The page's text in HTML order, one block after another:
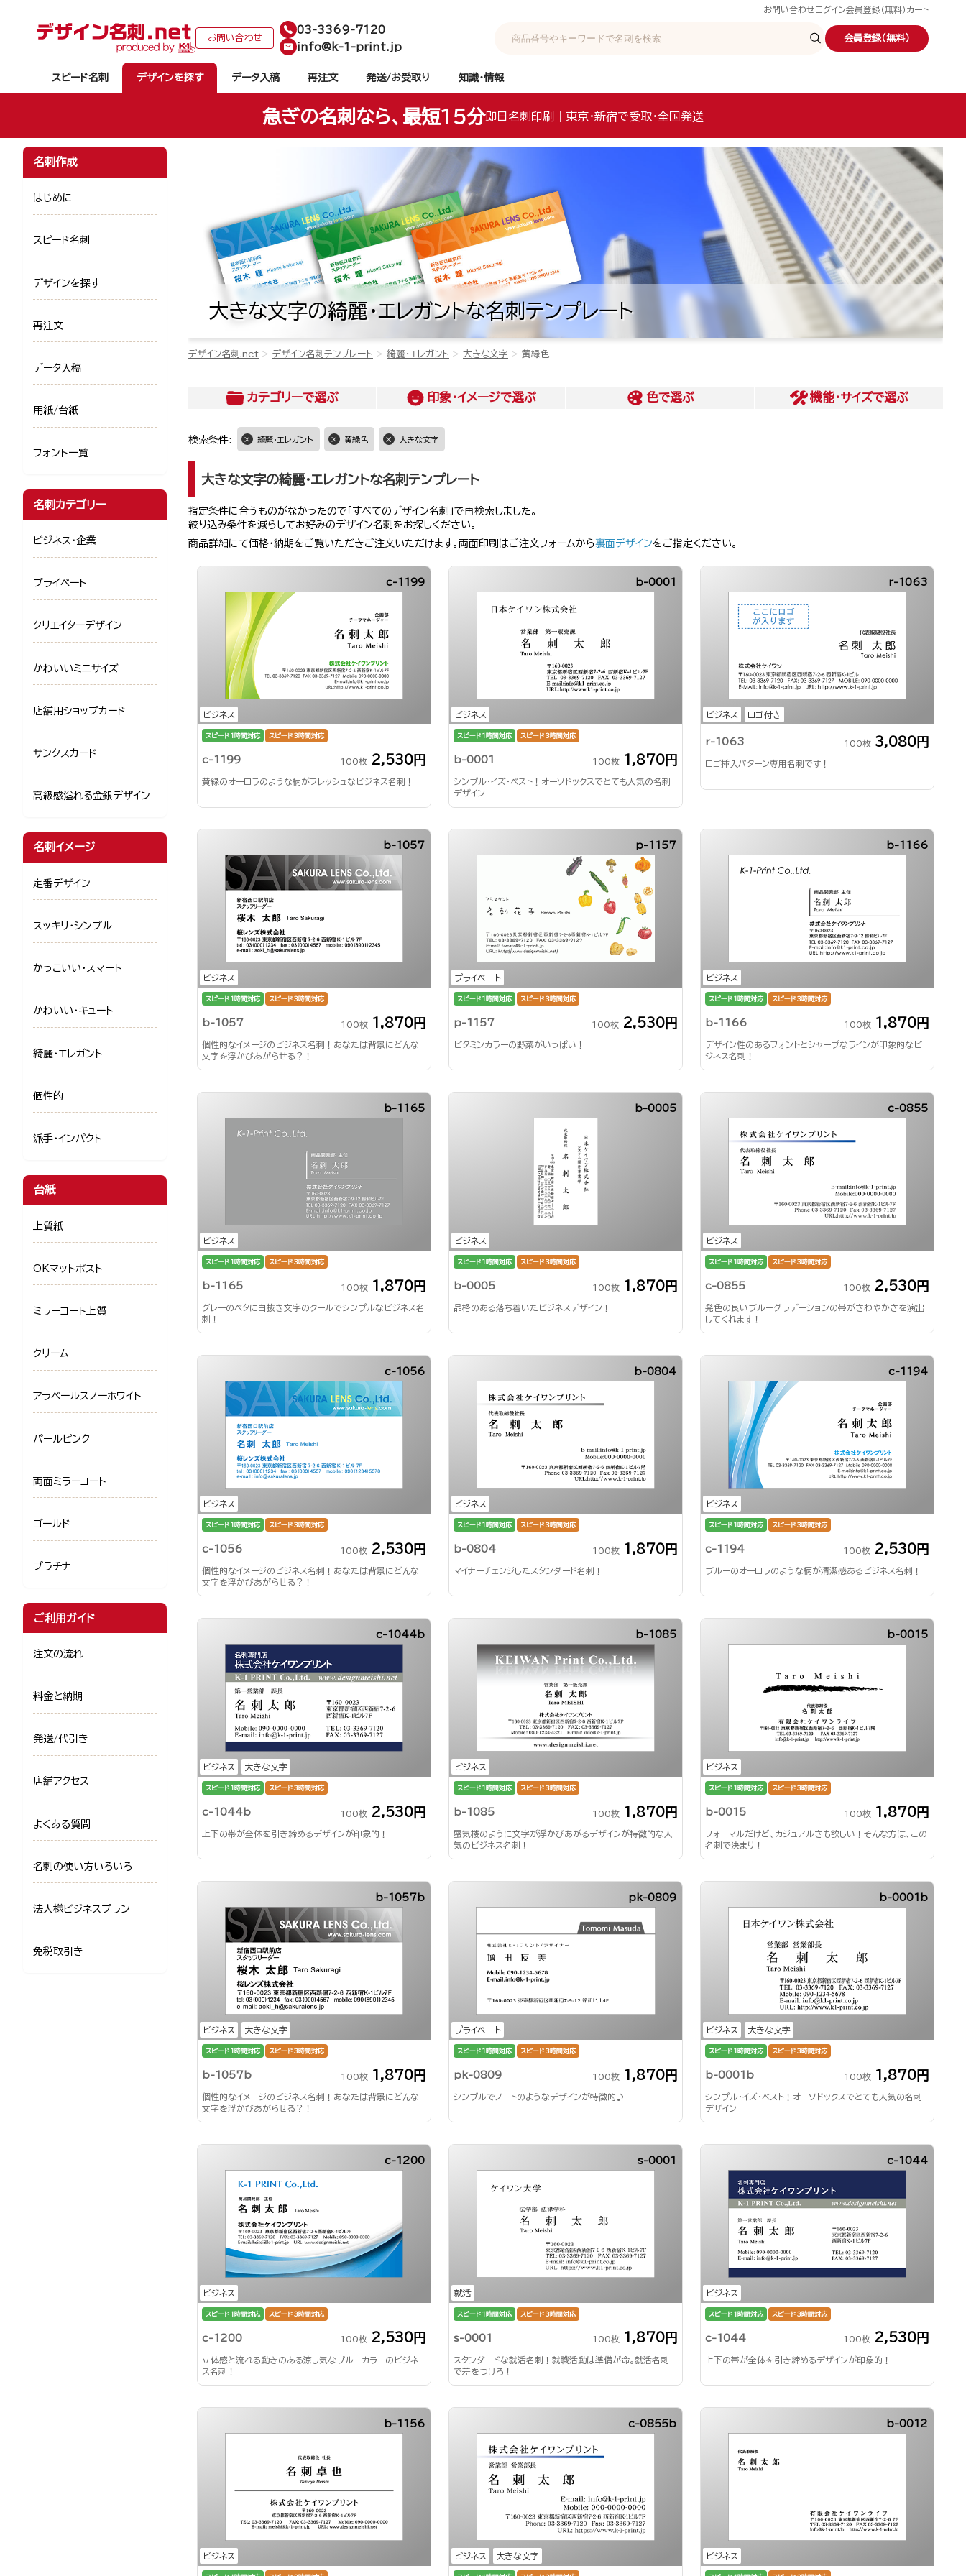
お問い合わせ ログイン会員登録（無料） カート
お問い合わせ
03-3369-7120
info@k-1-print.jp
会員登録（無料）
スピード名刺 デザインを探す データ入稿 再注文 発送/お受取り 知識・情報
急ぎの名刺なら、最短15分即日名刺印刷｜東京・新宿で受取・全国発送
大きな文字の綺麗・エレガントな名刺テンプレート
デザイン名刺.net デザイン名刺テンプレート 綺麗・エレガント 大きな文字 黄緑色
カテゴリーで選ぶ 印象・イメージで選ぶ 色で選ぶ 機能・サイズで選ぶ
検索条件: 綺麗・エレガント 黄緑色 大きな文字
大きな文字の綺麗・エレガントな名刺テンプレート
指定条件に合うものがなかったので「すべてのデザイン名刺」で再検索しました。
絞り込み条件を減らしてお好みのデザイン名刺をお探しください。
商品詳細にて価格・納期をご覧いただきご注文いただけます。両面印刷はご注文フォームから裏面デザインをご指定ください。
ビジネス
c-1199
スピード1時間対応 スピード3時間対応
c-1199 100枚 2,530円
黄緑のオーロラのような柄がフレッシュなビジネス名刺！
ビジネス
b-0001
スピード1時間対応 スピード3時間対応
b-0001 100枚 1,870円
シンプル・イズ・ベスト！オーソドックスでとても人気の名刺
デザイン
ビジネス ロゴ付き
r-1063
r-1063 100枚 3,080円
ロゴ挿入パターン専用名刺です！
ビジネス
b-1057
スピード1時間対応 スピード3時間対応
b-1057 100枚 1,870円
個性的なイメージのビジネス名刺！あなたは背景にどんな
文字を浮かびあがらせる？！
プライベート
p-1157
スピード1時間対応 スピード3時間対応
p-1157 100枚 2,530円
ビタミンカラーの野菜がいっぱい！
ビジネス
b-1166
スピード1時間対応 スピード3時間対応
b-1166 100枚 1,870円
デザイン性のあるフォントとシャープなラインが印象的なビ
ジネス名刺！
ビジネス
b-1165
スピード1時間対応 スピード3時間対応
b-1165 100枚 1,870円
グレーのベタに白抜き文字のクールでシンプルなビジネス名
刺！
ビジネス
b-0005
スピード1時間対応 スピード3時間対応
b-0005 100枚 1,870円
品格のある落ち着いたビジネスデザイン！
ビジネス
c-0855
スピード1時間対応 スピード3時間対応
c-0855 100枚 2,530円
発色の良いブルーグラデーションの帯がさわやかさを演出
してくれます！
ビジネス
c-1056
スピード1時間対応 スピード3時間対応
c-1056 100枚 2,530円
個性的なイメージのビジネス名刺！あなたは背景にどんな
文字を浮かびあがらせる？！
ビジネス
b-0804
スピード1時間対応 スピード3時間対応
b-0804 100枚 1,870円
マイナーチェンジしたスタンダード名刺！
ビジネス
c-1194
スピード1時間対応 スピード3時間対応
c-1194 100枚 2,530円
ブルーのオーロラのような柄が清潔感あるビジネス名刺！
ビジネス 大きな文字
c-1044b
スピード1時間対応 スピード3時間対応
c-1044b 100枚 2,530円
上下の帯が全体を引き締めるデザインが印象的！
ビジネス
b-1085
スピード1時間対応 スピード3時間対応
b-1085 100枚 1,870円
蜃気楼のように文字が浮かびあがるデザインが特徴的な人
気のビジネス名刺！
ビジネス
b-0015
スピード1時間対応 スピード3時間対応
b-0015 100枚 1,870円
フォーマルだけど、カジュアルさも欲しい！そんな方は、この
名刺で決まり！
ビジネス 大きな文字
b-1057b
スピード1時間対応 スピード3時間対応
b-1057b 100枚 1,870円
個性的なイメージのビジネス名刺！あなたは背景にどんな
文字を浮かびあがらせる？！
プライベート
pk-0809
スピード1時間対応 スピード3時間対応
pk-0809 100枚 1,870円
シンプルでノートのようなデザインが特徴的♪
ビジネス 大きな文字
b-0001b
スピード1時間対応 スピード3時間対応
b-0001b 100枚 1,870円
シンプル・イズ・ベスト！オーソドックスでとても人気の名刺
デザイン
ビジネス
c-1200
スピード1時間対応 スピード3時間対応
c-1200 100枚 2,530円
立体感と流れる動きのある涼し気なブルーカラーのビジネ
ス名刺！
就活
s-0001
スピード1時間対応 スピード3時間対応
s-0001 100枚 1,870円
スタンダードな就活名刺！就職活動は準備が命。就活名刺
で差をつけろ！
ビジネス
c-1044
スピード1時間対応 スピード3時間対応
c-1044 100枚 2,530円
上下の帯が全体を引き締めるデザインが印象的！
ビジネス
b-1156
ビジネス 大きな文字
c-0855b
ビジネス
b-0012
名刺作成
はじめに
スピード名刺
デザインを探す
再注文
データ入稿
用紙/台紙
フォント一覧
名刺カテゴリー
ビジネス・企業
プライベート
クリエイターデザイン
かわいいミニサイズ
店舗用ショップカード
サンクスカード
高級感溢れる金銀デザイン
名刺イメージ
定番デザイン
スッキリ・シンプル
かっこいい・スマート
かわいい・キュート
綺麗・エレガント
個性的
派手・インパクト
台紙
上質紙
OKマットポスト
ミラーコート上質
クリーム
アラベールスノーホワイト
パールピンク
両面ミラーコート
ゴールド
プラチナ
ご利用ガイド
注文の流れ
料金と納期
発送/代引き
店舗アクセス
よくある質問
名刺の使い方いろいろ
法人様ビジネスプラン
免税取引き